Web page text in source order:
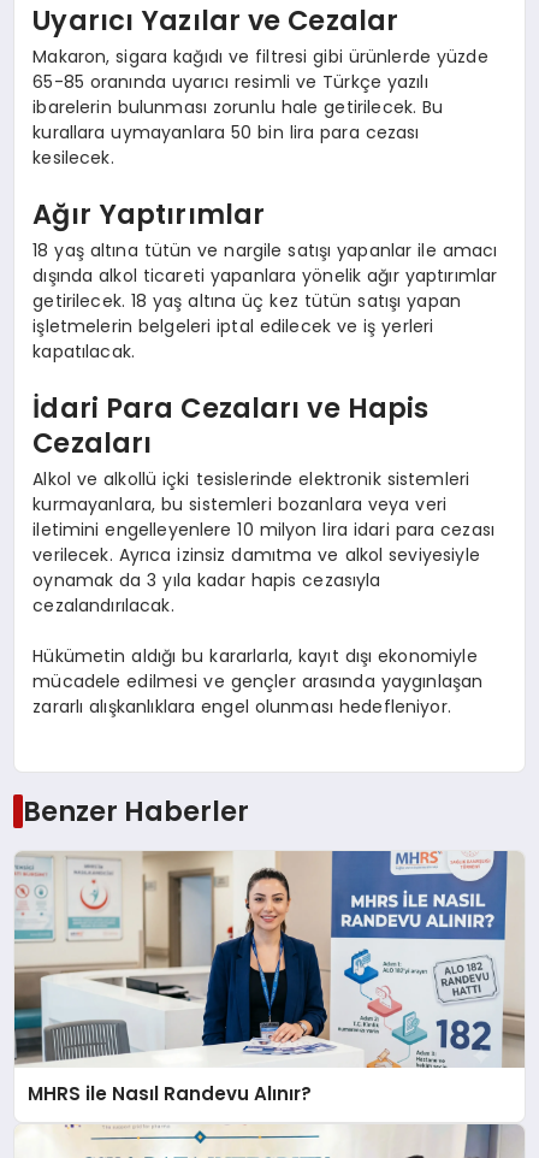
Uyarıcı Yazılar ve Cezalar
Makaron, sigara kağıdı ve filtresi gibi ürünlerde yüzde
65-85 oranında uyarıcı resimli ve Türkçe yazılı
ibarelerin bulunması zorunlu hale getirilecek. Bu
kurallara uymayanlara 50 bin lira para cezası
kesilecek.
Ağır Yaptırımlar
18 yaş altına tütün ve nargile satışı yapanlar ile amacı
dışında alkol ticareti yapanlara yönelik ağır yaptırımlar
getirilecek. 18 yaş altına üç kez tütün satışı yapan
işletmelerin belgeleri iptal edilecek ve iş yerleri
kapatılacak.
İdari Para Cezaları ve Hapis
Cezaları
Alkol ve alkollü içki tesislerinde elektronik sistemleri
kurmayanlara, bu sistemleri bozanlara veya veri
iletimini engelleyenlere 10 milyon lira idari para cezası
verilecek. Ayrıca izinsiz damıtma ve alkol seviyesiyle
oynamak da 3 yıla kadar hapis cezasıyla
cezalandırılacak.
Hükümetin aldığı bu kararlarla, kayıt dışı ekonomiyle
mücadele edilmesi ve gençler arasında yaygınlaşan
zararlı alışkanlıklara engel olunması hedefleniyor.
Benzer Haberler
MHRS ile Nasıl Randevu Alınır?